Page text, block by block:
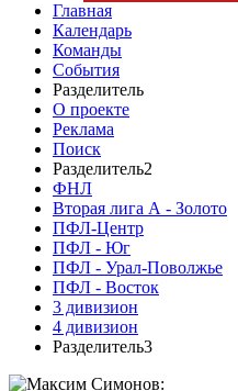
Главная
Календарь
Команды
События
Разделитель
О проекте
Реклама
Поиск
Разделитель2
ФНЛ
Вторая лига А - Золото
ПФЛ-Центр
ПФЛ - Юг
ПФЛ - Урал-Поволжье
ПФЛ - Восток
3 дивизион
4 дивизион
Разделитель3